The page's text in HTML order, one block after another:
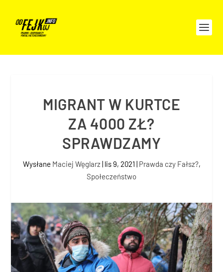
MIGRANT W KURTCE
ZA 4000 ZŁ?
SPRAWDZAMY
Wysłane Maciej Węglarz| lis 9, 2021 | Prawda czy Fałsz?,
Społeczeństwo